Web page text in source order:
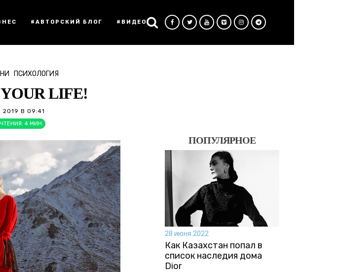
#АВТОРСКИЙ БЛОГ #ВИДЕО
ПСИХОЛОГИЯ
LIFE!
2019 В 09:41
4 МИН.
ПОПУЛЯРНОЕ
28 июня 2022
Как Казахстан попал в
список наследия дома
Dior